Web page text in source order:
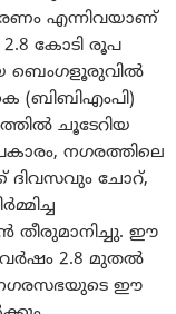
എന്നിവയാണ്
2.8 കോടി രൂപ
ബെംഗളൂരുവിൽ
(ബിബിഎംപി)
ചൂടേറിയ
നഗരത്തിലെ
ദിവസവും ചോറ്,
ഈ
2.8 മുതൽ
നഗരസഭയുടെ ഈ